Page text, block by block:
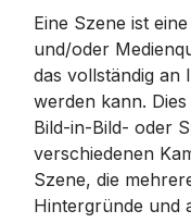
Eine Szene ist
und/oder
das vollständig an
werden kann.
Bild-in-Bild- oder
verschiedenen
Szene, die
Hintergründe und